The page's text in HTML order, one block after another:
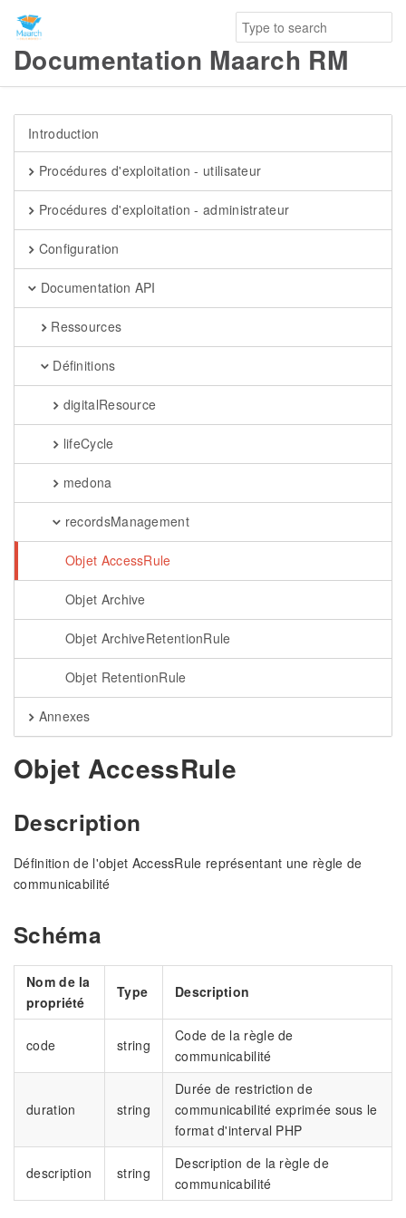
Documentation Maarch RM
Introduction
Procédures d'exploitation - utilisateur
Procédures d'exploitation - administrateur
Configuration
Documentation API
Ressources
Définitions
digitalResource
lifeCycle
medona
recordsManagement
Objet AccessRule
Objet Archive
Objet ArchiveRetentionRule
Objet RetentionRule
Annexes
Objet AccessRule
Description
Définition de l'objet AccessRule représentant une règle de
communicabilité
Schéma
Nom de la
propriété
Type Description
code string
Code de la règle de
communicabilité
duration string
Durée de restriction de
communicabilité exprimée sous le
format d'interval PHP
description string
Description de la règle de
communicabilité